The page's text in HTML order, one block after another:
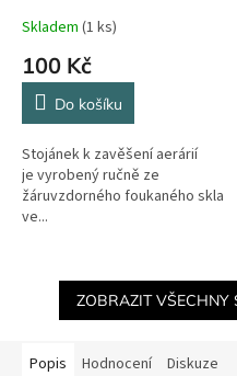
Skladem (1 ks)
100 Kč
Do košíku
Stojánek k zavěšení aerárií
je vyrobený ručně ze
žáruvzdorného foukaného skla
ve...
ZOBRAZIT VŠECHNY
Popis Hodnocení Diskuze